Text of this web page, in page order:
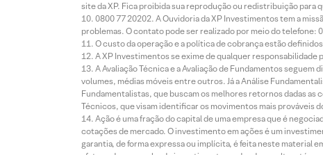
site da XP. Fica proibida sua reprodução ou redistribuição
0800 77 20202. A Ouvidoria da XP Investimentos tem a
problemas. O contato pode ser realizado por meio do telefone:
O custo da operação e a política de cobrança estão
A XP Investimentos se exime de qualquer
A Avaliação Técnica e a Avaliação de Fundamentos
volumes, médias móveis entre outros. Já a Análise
Fundamentalistas, que buscam os melhores retornos dadas
Técnicos, que visam identificar os movimentos mais prováveis
Ação é uma fração do capital de uma empresa que é
cotações de mercado. O investimento em ações é um
garantia, de forma expressa ou implícita, é feita neste material